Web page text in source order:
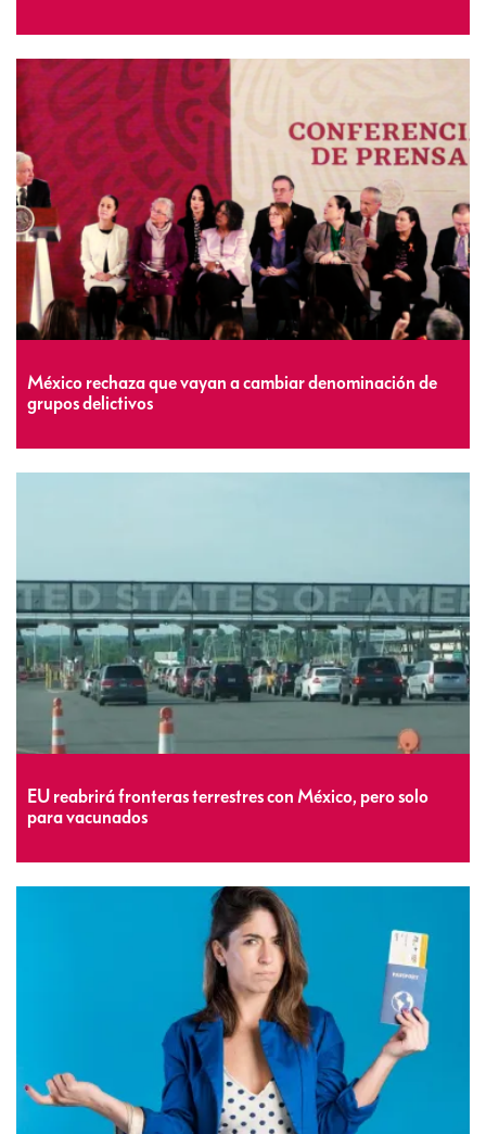
México rechaza que vayan a cambiar denominación de
grupos delictivos
EU reabrirá fronteras terrestres con México, pero solo
para vacunados